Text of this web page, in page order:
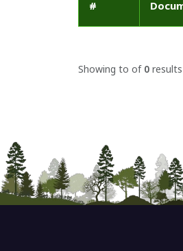
#
Showing to of 0 results